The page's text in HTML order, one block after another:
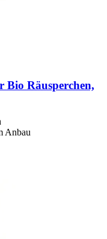
Bio Räusperchen,
Anbau